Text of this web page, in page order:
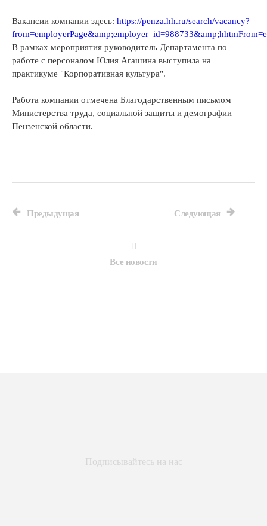
Вакансии компании здесь: https://penza.hh.ru/search/vacancy?
В рамках мероприятия руководитель Департамента по
работе с персоналом Юлия Агашина выступила на
практикуме "Корпоративная культура".
Работа компании отмечена Благодарственным письмом
Министерства труда, социальной защиты и демографии
Пензенской области.
Предыдущая
Все новости
Следующая
Подписывайтесь на нас